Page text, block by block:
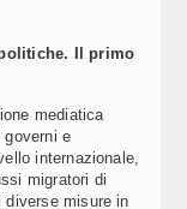
Il primo
mediatica
governi e
internazionale,
migratori di
diverse misure in